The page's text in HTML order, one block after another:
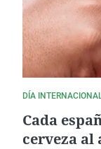
DÍA
Cada
cerveza al